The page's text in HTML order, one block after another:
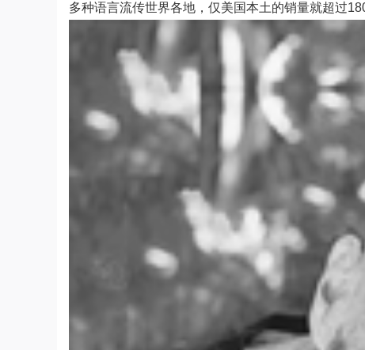
多种语言流传世界各地，仅美国本土的销量就超过